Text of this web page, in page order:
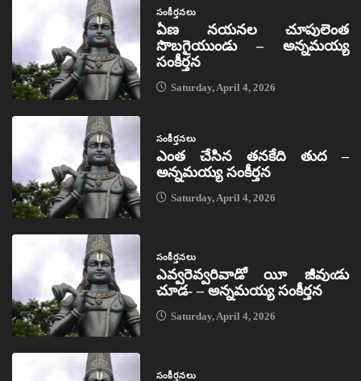
సంకీర్తనలు
ఏణ నయనల చూపులెంత
సొబగైయుండు – అన్నమయ్య
సంకీర్తన
Saturday, April 4, 2026
సంకీర్తనలు
ఎంత చేసిన తనకేది తుద –
అన్నమయ్య సంకీర్తన
Saturday, April 4, 2026
సంకీర్తనలు
ఎవ్వరెవ్వరివాడో యీ జీవుఁడు
చూడ- – అన్నమయ్య సంకీర్తన
Saturday, April 4, 2026
సంకీర్తనలు